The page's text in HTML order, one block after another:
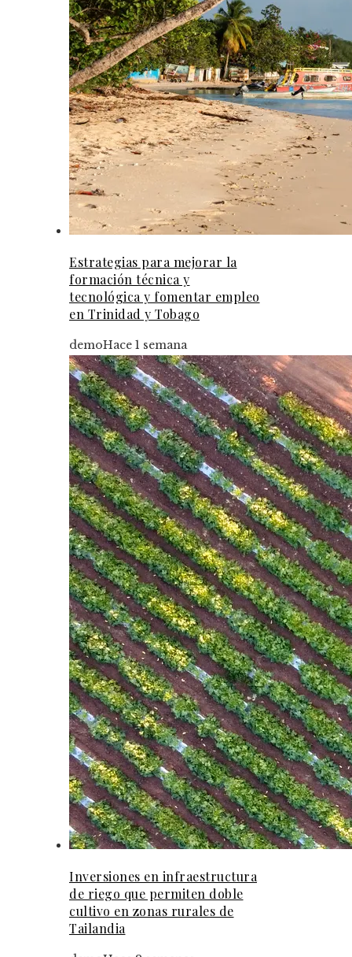
Estrategias para mejorar la
formación técnica y
tecnológica y fomentar empleo
en Trinidad y Tobago
demoHace 1 semana
Inversiones en infraestructura
de riego que permiten doble
cultivo en zonas rurales de
Tailandia